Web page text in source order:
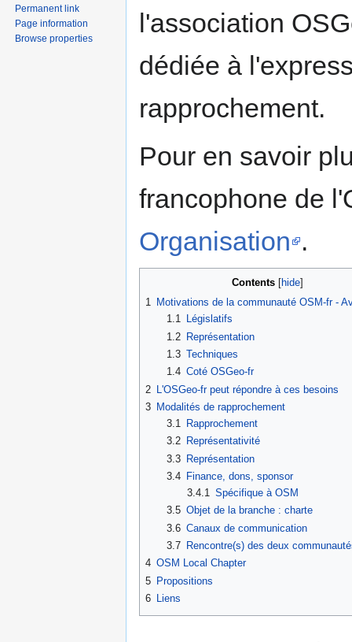
l'association
dédiée à
rapprochement.
Pour en savoir
francophone de
Organisation .
Contents
1 Motivations de la communauté OSM-fr -
1.1
Législatifs
1.2
Représentation
1.3 Techniques
1.4 Coté OSGeo-fr
2
L'OSGeo-fr peut répondre à ces besoins
3 Modalités de rapprochement
3.1
Rapprochement
3.2
Représentativité
3.3 Représentation
3.4
Finance, dons, sponsor
3.4.1 Spécifique à OSM
3.5 Objet de la branche : charte
3.6 Canaux de communication
3.7
Rencontre(s) des deux
4 OSM Local Chapter
5 Propositions
6 Liens
Permanent link
Page information
Browse properties